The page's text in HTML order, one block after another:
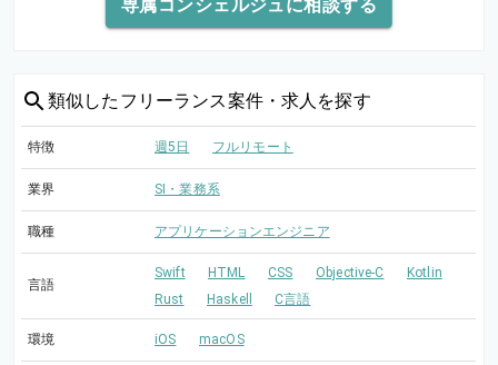
専属コンシェルジュに相談する
類似した フリーランス案件・求人を探す
特徴 週5日 フルリモート
業界 SI・業務系
職種 アプリケーションエンジニア
言語
Swift HTML CSS Objective-C
Kotlin
Rust
Haskell C言語
環境 iOS macOS